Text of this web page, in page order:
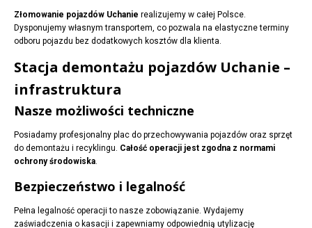
Złomowanie pojazdów Uchanie realizujemy w całej Polsce.
Dysponujemy własnym transportem, co pozwala na elastyczne terminy
odboru pojazdu bez dodatkowych kosztów dla klienta.
Stacja demontażu pojazdów Uchanie –
infrastruktura
Nasze możliwości techniczne
Posiadamy profesjonalny plac do przechowywania pojazdów oraz sprzęt
do demontażu i recyklingu. Całość operacji jest zgodna z normami
ochrony środowiska.
Bezpieczeństwo i legalność
Pełna legalność operacji to nasze zobowiązanie. Wydajemy
zaświadczenia o kasacji i zapewniamy odpowiednią utylizację